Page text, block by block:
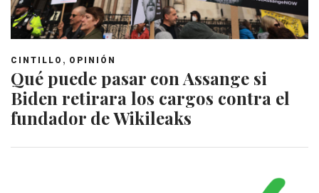
CINTILLO , OPINIÓN
Qué puede pasar con Assange si
Biden retirara los cargos contra el
fundador de Wikileaks